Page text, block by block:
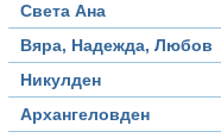
Света Ана
Вяра, Надежда, Любов
Никулден
Архангеловден